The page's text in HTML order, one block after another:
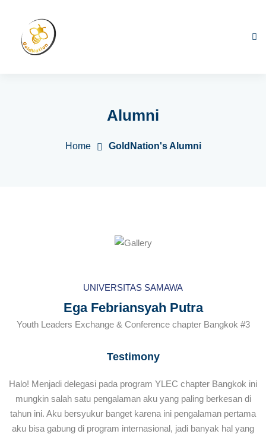
Alumni
Home GoldNation's Alumni
UNIVERSITAS SAMAWA
Ega Febriansyah Putra
Youth Leaders Exchange & Conference chapter Bangkok #3
Testimony
Halo! Menjadi delegasi pada program YLEC chapter Bangkok ini
mungkin salah satu pengalaman aku yang paling berkesan di
tahun ini. Aku bersyukur banget karena ini pengalaman pertama
aku bisa gabung di program internasional, jadi banyak hal yang